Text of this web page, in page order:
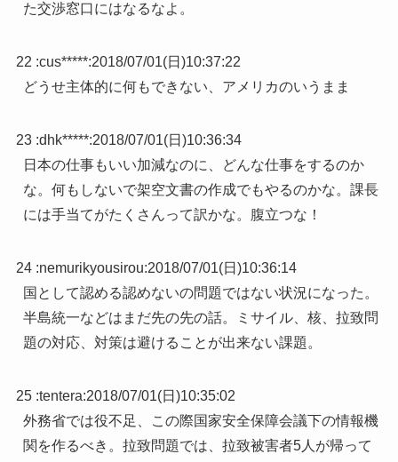
た交渉窓口にはなるなよ。
22 :cus*****:2018/07/01(日)10:37:22
どうせ主体的に何もできない、アメリカのいうまま
23 :dhk*****:2018/07/01(日)10:36:34
日本の仕事もいい加減なのに、どんな仕事をするのか
な。何もしないで架空文書の作成でもやるのかな。課長
には手当てがたくさんって訳かな。腹立つな！
24 :nemurikyousirou:2018/07/01(日)10:36:14
国として認める認めないの問題ではない状況になった。
半島統一などはまだ先の先の話。ミサイル、核、拉致問
題の対応、対策は避けることが出来ない課題。
25 :tentera:2018/07/01(日)10:35:02
外務省では役不足、この際国家安全保障会議下の情報機
関を作るべき。拉致問題では、拉致被害者5人が帰って